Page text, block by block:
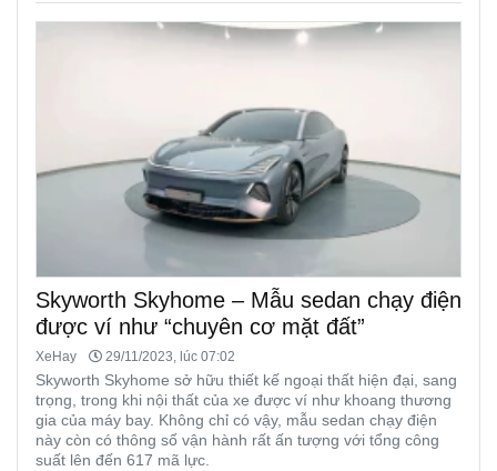
Skyworth Skyhome – Mẫu sedan chạy điện
được ví như “chuyên cơ mặt đất”
XeHay 29/11/2023, lúc 07:02
Skyworth Skyhome sở hữu thiết kế ngoại thất hiện đại, sang
trọng, trong khi nội thất của xe được ví như khoang thương
gia của máy bay. Không chỉ có vậy, mẫu sedan chạy điện
này còn có thông số vận hành rất ấn tượng với tổng công
suất lên đến 617 mã lực.